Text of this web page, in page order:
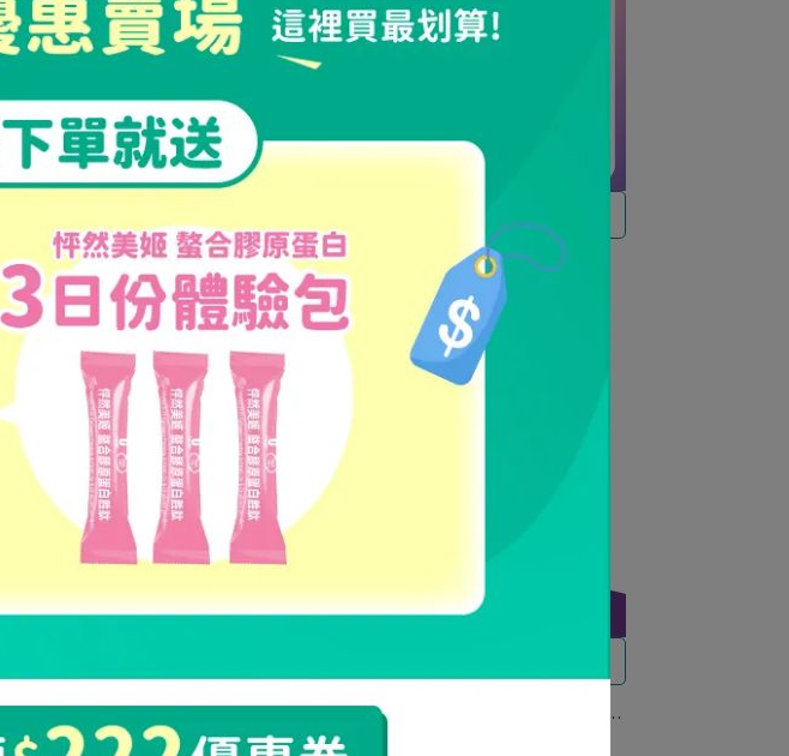
《 青春逆時組》怦然美姬螯合膠原蛋
白胜肽 X1 + 煥妍逆時膠囊 X1
NT$1,790NT$2,960
《 1+1逆時亮妍組 》極度光感膠囊
(30粒/入) + 煥妍逆時膠囊(30粒/入)
NT$1,790
NT$3,560
國專利Panmol ® NADH x2 共60粒
NT$1,848NT$3,160
DHA (30粒/入) + 煥妍逆時膠囊 (30
粒/入)
NT$1,760